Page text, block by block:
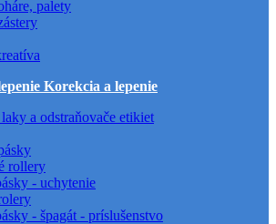
palety
Korekcia a lepenie
a odstraňovače etikiet
rollery
- uchytenie
- špagát - príslušenstvo